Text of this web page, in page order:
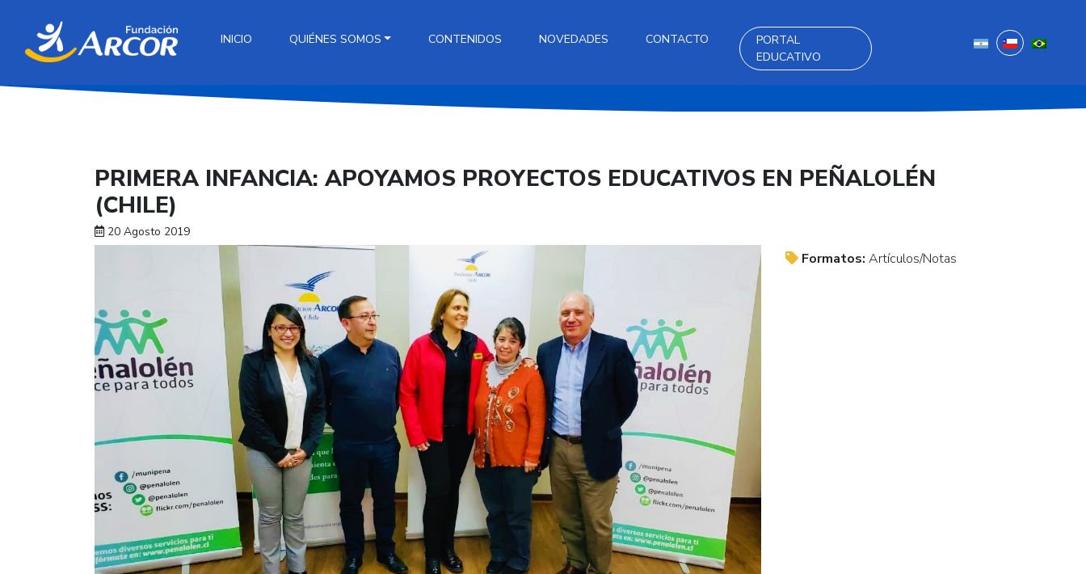
INICIO QUIÉNES SOMOS CONTENIDOS NOVEDADES CONTACTO
PORTAL
EDUCATIVO
PRIMERA INFANCIA: APOYAMOS PROYECTOS EDUCATIVOS EN PEÑALOLÉN
(CHILE)
20 Agosto 2019
Formatos: Artículos/Notas